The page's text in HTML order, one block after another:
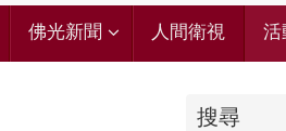
佛光新聞 人間衛視 活
搜尋